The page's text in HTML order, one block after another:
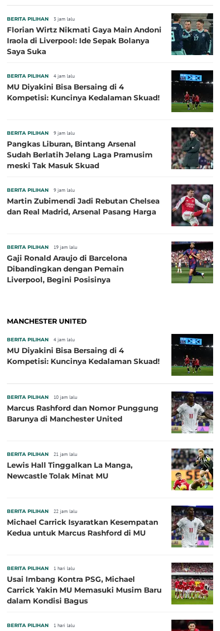
BERITA PILIHAN 3 jam lalu
Florian Wirtz Nikmati Gaya Main Andoni
Iraola di Liverpool: Ide Sepak Bolanya
Saya Suka
BERITA PILIHAN 4 jam lalu
MU Diyakini Bisa Bersaing di 4
Kompetisi: Kuncinya Kedalaman Skuad!
BERITA PILIHAN 9 jam lalu
Pangkas Liburan, Bintang Arsenal
Sudah Berlatih Jelang Laga Pramusim
meski Tak Masuk Skuad
BERITA PILIHAN 9 jam lalu
Martin Zubimendi Jadi Rebutan Chelsea
dan Real Madrid, Arsenal Pasang Harga
BERITA PILIHAN 19 jam lalu
Gaji Ronald Araujo di Barcelona
Dibandingkan dengan Pemain
Liverpool, Begini Posisinya
MANCHESTER UNITED
BERITA PILIHAN 4 jam lalu
MU Diyakini Bisa Bersaing di 4
Kompetisi: Kuncinya Kedalaman Skuad!
BERITA PILIHAN 10 jam lalu
Marcus Rashford dan Nomor Punggung
Barunya di Manchester United
BERITA PILIHAN 21 jam lalu
Lewis Hall Tinggalkan La Manga,
Newcastle Tolak Minat MU
BERITA PILIHAN 22 jam lalu
Michael Carrick Isyaratkan Kesempatan
Kedua untuk Marcus Rashford di MU
BERITA PILIHAN 1 hari lalu
Usai Imbang Kontra PSG, Michael
Carrick Yakin MU Memasuki Musim Baru
dalam Kondisi Bagus
BERITA PILIHAN 1 hari lalu